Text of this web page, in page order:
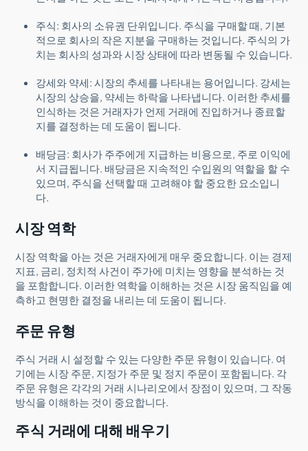
주식: 회사의 소유권 단위입니다. 주식을 구매할 때, 기본
적으로 회사의 작은 지분을 구매하는 것입니다. 주식의 가
치는 회사의 성과와 시장 상태에 따라 변동될 수 있습니다.
강세와 약세: 시장의 추세를 나타내는 용어입니다. 강세는
시장의 상승을, 약세는 하락을 나타냅니다. 이러한 추세를
인식하는 것은 거래자가 언제 거래에 진입하거나 종료할
지를 결정하는 데 도움이 됩니다.
배당금: 회사가 주주에게 지급하는 비용으로, 주로 이익에
서 지급됩니다. 배당금은 지속적인 수입원의 역할을 할 수
있으며, 주식을 선택할 때 고려해야 할 중요한 요소입니
다.
시장 역학
시장 역학을 아는 것은 거래자에게 매우 중요합니다. 이는 경제
지표, 금리, 정치적 사건이 주가에 미치는 영향을 분석하는 것
을 포함합니다. 이러한 역학을 이해하는 것은 시장 움직임을 예
측하고 현명한 결정을 내리는 데 도움이 됩니다.
주문 유형
주식 거래 시 설정할 수 있는 다양한 주문 유형이 있습니다. 여
기에는 시장 주문, 지정가 주문 및 정지 주문이 포함됩니다. 각
주문 유형은 각각의 거래 시나리오에서 장점이 있으며, 그 작동
방식을 이해하는 것이 중요합니다.
주식 거래에 대해 배우기